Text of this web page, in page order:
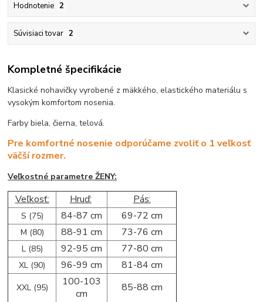
Hodnotenie 2
Súvisiaci tovar 2
Kompletné špecifikácie
Klasické nohavičky vyrobené z mäkkého, elastického materiálu s
vysokým komfortom nosenia.
Farby biela, čierna, telová.
Pre komfortné nosenie odporúčame zvoliť o 1 veľkosť
väčší rozmer.
Veľkostné parametre ŽENY:
Veľkosť: Hruď: Pás:
S (75) 84-87 cm 69-72 cm
M (80) 88-91 cm 73-76 cm
L (85) 92-95 cm 77-80 cm
XL (90) 96-99 cm 81-84 cm
XXL (95)
100-103
cm
85-88 cm